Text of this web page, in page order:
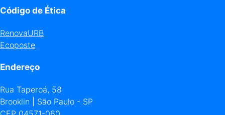
Código de Ética
RenovaURB
Ecoposte
Endereço
Rua Taperoá, 58
Brooklin | São Paulo - SP